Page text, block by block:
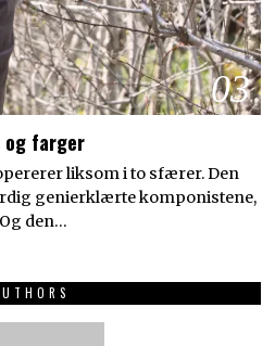
03
og farger
liksom i to sfærer. Den
genierklærte komponistene,
den…